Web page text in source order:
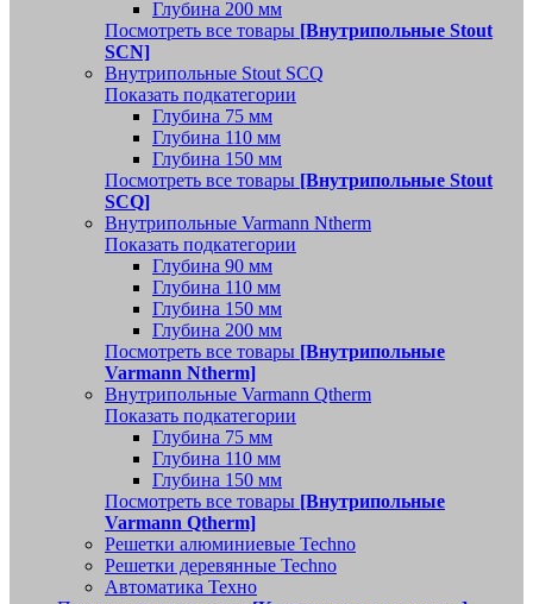
Глубина 200 мм
Посмотреть все товары [Внутрипольные Stout
SCN]
Внутрипольные Stout SCQ
Показать подкатегории
Глубина 75 мм
Глубина 110 мм
Глубина 150 мм
Посмотреть все товары [Внутрипольные Stout
SCQ]
Внутрипольные Varmann Ntherm
Показать подкатегории
Глубина 90 мм
Глубина 110 мм
Глубина 150 мм
Глубина 200 мм
Посмотреть все товары [Внутрипольные
Varmann Ntherm]
Внутрипольные Varmann Qtherm
Показать подкатегории
Глубина 75 мм
Глубина 110 мм
Глубина 150 мм
Посмотреть все товары [Внутрипольные
Varmann Qtherm]
Решетки алюминиевые Techno
Решетки деревянные Techno
Автоматика Техно